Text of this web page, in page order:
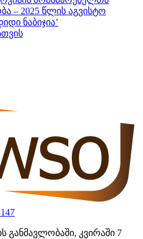
– 2025 წლის აგვისტო
ნაბიჯია’
განმავლობაში, კვირაში 7